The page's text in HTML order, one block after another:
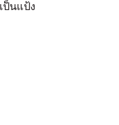
ป็นแป้ง